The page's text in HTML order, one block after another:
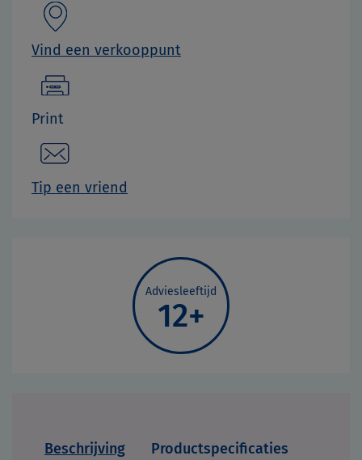
Vind een verkooppunt
Print
Tip een vriend
Adviesleeftijd
12+
Beschrijving
Productspecificaties